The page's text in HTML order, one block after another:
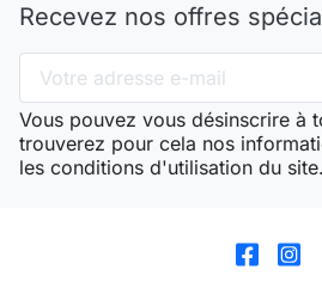
Recevez nos offres
Vous pouvez vous désinscrire à
trouverez pour cela nos
les conditions d'utilisation du site.